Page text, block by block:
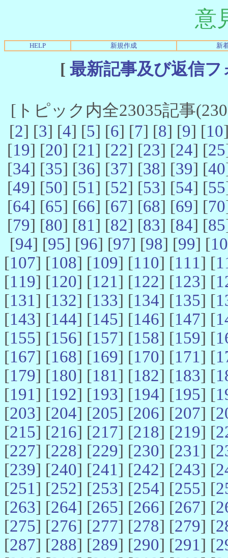
意
HELP 新規作成 新
[ 最新記事及び返信
[トピック内全23035記事
[2] [3] [4] [5] [6] [7] [8] [9] [10
[19] [20] [21] [22] [23] [24] [25
[34] [35] [36] [37] [38] [39] [40
[49] [50] [51] [52] [53] [54] [55
[64] [65] [66] [67] [68] [69] [70
[79] [80] [81] [82] [83] [84] [85
[94] [95] [96] [97] [98] [99] [
[107] [108] [109] [110] [111] [
[119] [120] [121] [122] [123] [
[131] [132] [133] [134] [135] [
[143] [144] [145] [146] [147] [
[155] [156] [157] [158] [159] [
[167] [168] [169] [170] [171] [
[179] [180] [181] [182] [183] [
[191] [192] [193] [194] [195] [
[203] [204] [205] [206] [207] [
[215] [216] [217] [218] [219] [
[227] [228] [229] [230] [231] [
[239] [240] [241] [242] [243] [
[251] [252] [253] [254] [255] [
[263] [264] [265] [266] [267] [
[275] [276] [277] [278] [279] [
[287] [288] [289] [290] [291] [